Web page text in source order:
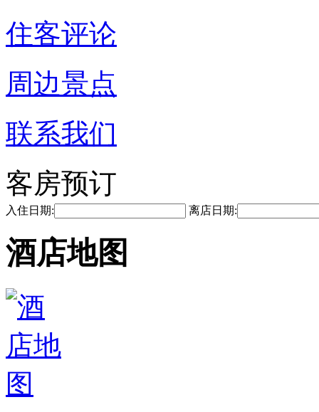
住客评论
周边景点
联系我们
客房预订
入住日期: 离店日期:
酒店地图